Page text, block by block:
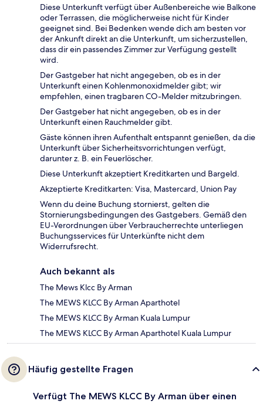
Diese Unterkunft verfügt über Außenbereiche wie Balkone
oder Terrassen, die möglicherweise nicht für Kinder
geeignet sind. Bei Bedenken wende dich am besten vor
der Ankunft direkt an die Unterkunft, um sicherzustellen,
dass dir ein passendes Zimmer zur Verfügung gestellt
wird.
Der Gastgeber hat nicht angegeben, ob es in der
Unterkunft einen Kohlenmonoxidmelder gibt; wir
empfehlen, einen tragbaren CO-Melder mitzubringen.
Der Gastgeber hat nicht angegeben, ob es in der
Unterkunft einen Rauchmelder gibt.
Gäste können ihren Aufenthalt entspannt genießen, da die
Unterkunft über Sicherheitsvorrichtungen verfügt,
darunter z. B. ein Feuerlöscher.
Diese Unterkunft akzeptiert Kreditkarten und Bargeld.
Akzeptierte Kreditkarten: Visa, Mastercard, Union Pay
Wenn du deine Buchung stornierst, gelten die
Stornierungsbedingungen des Gastgebers. Gemäß den
EU-Verordnungen über Verbraucherrechte unterliegen
Buchungsservices für Unterkünfte nicht dem
Widerrufsrecht.
Auch bekannt als
The Mews Klcc By Arman
The MEWS KLCC By Arman Aparthotel
The MEWS KLCC By Arman Kuala Lumpur
The MEWS KLCC By Arman Aparthotel Kuala Lumpur
Häufig gestellte Fragen
Verfügt The MEWS KLCC By Arman über einen